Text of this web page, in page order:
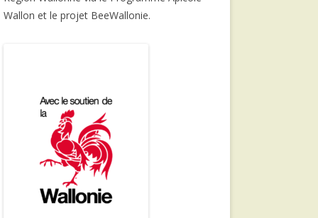
Wallon et le projet BeeWallonie.